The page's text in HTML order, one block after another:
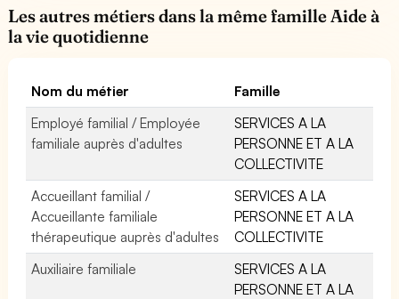
Les autres métiers dans la même famille Aide à
la vie quotidienne
Nom du métier
Famille
Employé familial / Employée
familiale auprès d'adultes
SERVICES A LA
PERSONNE ET A LA
COLLECTIVITE
Accueillant familial /
Accueillante familiale
thérapeutique auprès d'adultes
SERVICES A LA
PERSONNE ET A LA
COLLECTIVITE
Auxiliaire familiale
SERVICES A LA
PERSONNE ET A LA